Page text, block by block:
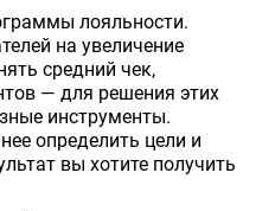
лояльности.
на увеличение
средний чек,
— для решения этих
инструменты.
определить цели и
вы хотите получить